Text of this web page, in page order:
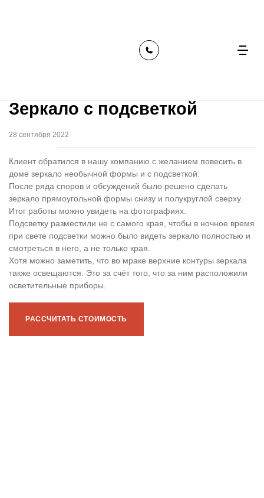
зеркало с подсветкой
Зеркало с подсветкой
28 сентября 2022
Клиент обратился в нашу компанию с желанием повесить в
доме зеркало необычной формы и с подсветкой.
После ряда споров и обсуждений было решено сделать
зеркало прямоугольной формы снизу и полукруглой сверху.
Итог работы можно увидеть на фотографиях.
Подсветку разместили не с самого края, чтобы в ночное время
при свете подсветки можно было видеть зеркало полностью и
смотреться в него, а не только края.
Хотя можно заметить, что во мраке верхние контуры зеркала
также освещаются. Это за счёт того, что за ним расположили
осветительные приборы.
РАССЧИТАТЬ СТОИМОСТЬ